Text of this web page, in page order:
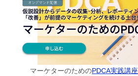
マーケターのためのPDCA実践講座